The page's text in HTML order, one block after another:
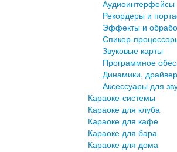
Аудиоинтерфейсы
Рекордеры и
Эффекты и
Спикер-
Звуковые карты
Программное
Динамики,
Аксессуары для
Караоке-системы
Караоке для клуба
Караоке для кафе
Караоке для бара
Караоке для дома